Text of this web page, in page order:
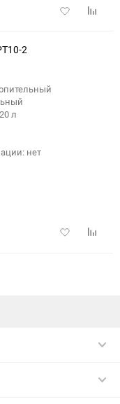
Добавить
2
л
нет
Добавить